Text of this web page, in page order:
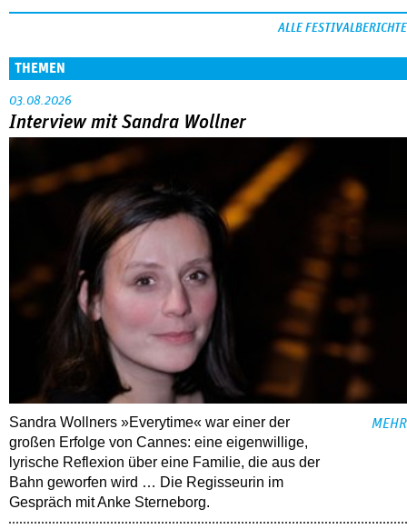
ALLE FESTIVALBERICHTE
THEMEN
03.08.2026
Interview mit Sandra Wollner
Sandra Wollners »Everytime« war einer der
großen Erfolge von Cannes: eine eigenwillige,
lyrische Reflexion über eine ­Familie, die aus der
Bahn geworfen wird … Die Regisseurin im
Gespräch mit Anke Sterneborg.
MEHR